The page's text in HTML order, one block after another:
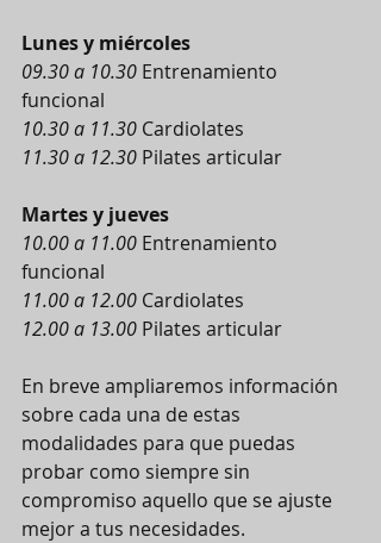
Lunes y miércoles
09.30 a 10.30 Entrenamiento
funcional
10.30 a 11.30 Cardiolates
11.30 a 12.30 Pilates articular
Martes y jueves
10.00 a 11.00 Entrenamiento
funcional
11.00 a 12.00 Cardiolates
12.00 a 13.00 Pilates articular
En breve ampliaremos información
sobre cada una de estas
modalidades para que puedas
probar como siempre sin
compromiso aquello que se ajuste
mejor a tus necesidades.